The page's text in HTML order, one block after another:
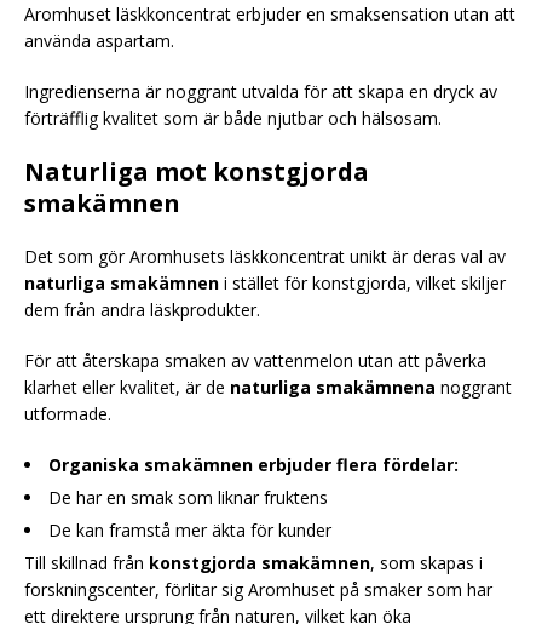
Aromhuset läskkoncentrat erbjuder en smaksensation utan att
använda aspartam.
Ingredienserna är noggrant utvalda för att skapa en dryck av
förträfflig kvalitet som är både njutbar och hälsosam.
Naturliga mot konstgjorda
smakämnen
Det som gör Aromhusets läskkoncentrat unikt är deras val av
naturliga smakämnen i stället för konstgjorda, vilket skiljer
dem från andra läskprodukter.
För att återskapa smaken av vattenmelon utan att påverka
klarhet eller kvalitet, är de naturliga smakämnena noggrant
utformade.
Organiska smakämnen erbjuder flera fördelar:
De har en smak som liknar fruktens
De kan framstå mer äkta för kunder
Till skillnad från konstgjorda smakämnen, som skapas i
forskningscenter, förlitar sig Aromhuset på smaker som har
ett direktere ursprung från naturen, vilket kan öka